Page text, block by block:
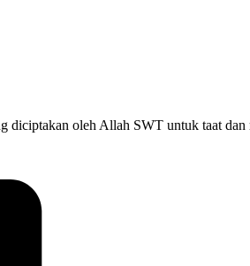
oleh Allah SWT untuk taat